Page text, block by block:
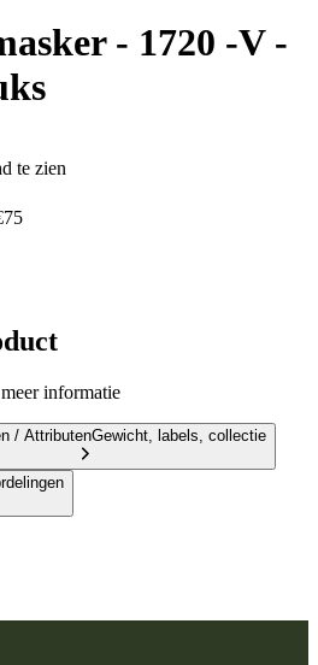
- 1720 -V -
te zien
informatie
/ AttributenGewicht, labels, collectie